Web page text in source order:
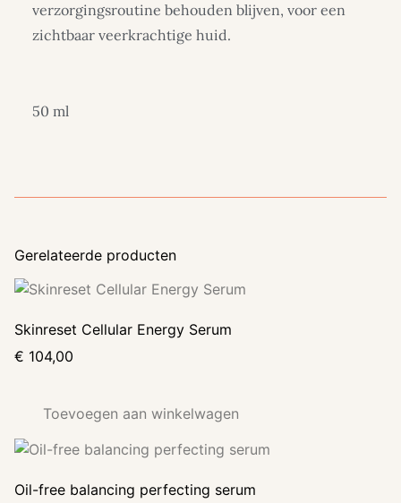
verzorgingsroutine behouden blijven, voor een
zichtbaar veerkrachtige huid.
50 ml
Gerelateerde producten
Skinreset Cellular Energy Serum
€ 104,00
Toevoegen aan winkelwagen
Oil-free balancing perfecting serum